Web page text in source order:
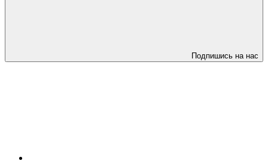
Подпишись на нас